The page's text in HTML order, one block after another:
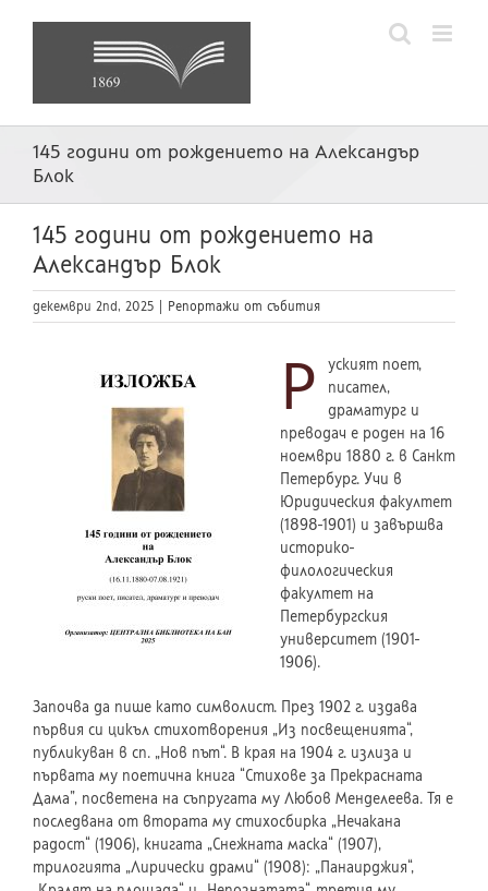
145 години от рождението на Александър
Блок
145 години от рождението на
Александър Блок
декември 2nd, 2025 Репортажи от събития
Р
уският поет,
писател,
драматург и
преводач е роден на 16
ноември 1880 г. в Санкт
Петербург. Учи в
Юридическия факултет
(1898-1901) и завършва
историко-
филологическия
факултет на
Петербургския
университет (1901-
1906).
Започва да пише като символист. През 1902 г. издава
първия си цикъл стихотворения „Из посвещенията“,
публикуван в сп. „Нов път“. В края на 1904 г. излиза и
първата му поетична книга “Стихове за Прекрасната
Дама”, посветена на съпругата му Любов Менделеева. Тя е
последвана от втората му стихосбирка „Нечакана
радост“ (1906), книгата „Снежната маска“ (1907),
трилогията „Лирически драми“ (1908): „Панаирджия“,